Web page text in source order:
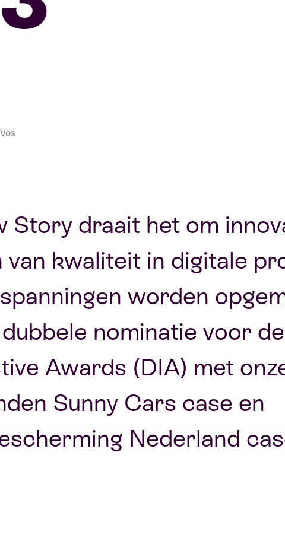
Story draait het om
van kwaliteit in digitale
worden
nominatie voor
Awards (DIA) met
Sunny Cars case en
Nederland